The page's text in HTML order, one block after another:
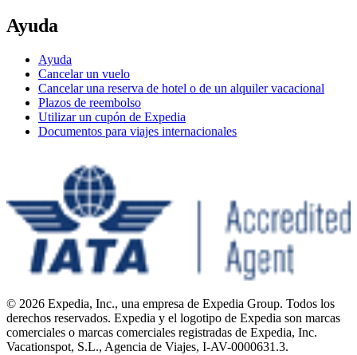
Ayuda
Ayuda
Cancelar un vuelo
Cancelar una reserva de hotel o de un alquiler vacacional
Plazos de reembolso
Utilizar un cupón de Expedia
Documentos para viajes internacionales
© 2026 Expedia, Inc., una empresa de Expedia Group. Todos los
derechos reservados. Expedia y el logotipo de Expedia son marcas
comerciales o marcas comerciales registradas de Expedia, Inc.
Vacationspot, S.L., Agencia de Viajes, I-AV-0000631.3.